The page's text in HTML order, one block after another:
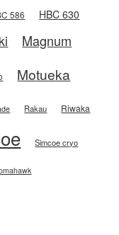
586 HBC 630
Magnum
Motueka
Rakau Riwaka
Simcoe cryo